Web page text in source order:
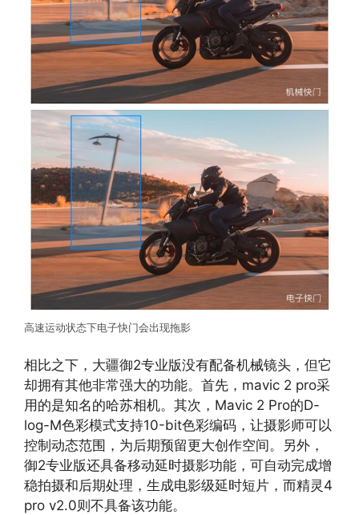
高速运动状态下电子快门会出现拖影
相比之下，大疆御2专业版没有配备机械镜头，但它
却拥有其他非常强大的功能。首先，mavic 2 pro采
用的是知名的哈苏相机。其次，Mavic 2 Pro的D-
log-M色彩模式支持10-bit色彩编码，让摄影师可以
控制动态范围，为后期预留更大创作空间。另外，
御2专业版还具备移动延时摄影功能，可自动完成增
稳拍摄和后期处理，生成电影级延时短片，而精灵4
pro v2.0则不具备该功能。